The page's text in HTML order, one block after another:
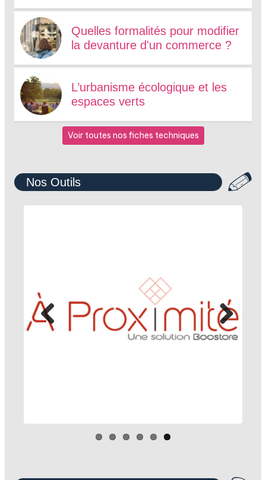
Quelles formalités pour modifier
la devanture d'un commerce ?
L’urbanisme écologique et les
espaces verts
Voir toutes nos fiches techniques
Nos Outils